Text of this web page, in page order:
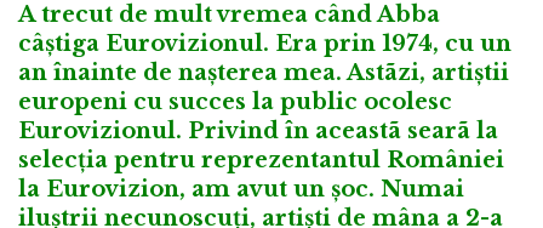
A trecut de mult vremea când Abba
câștiga Eurovizionul. Era prin 1974, cu un
an înainte de nașterea mea. Astãzi, artiștii
europeni cu succes la public ocolesc
Eurovizionul. Privind în aceastã searã la
selecția pentru reprezentantul României
la Eurovizion, am avut un șoc. Numai
iluștrii necunoscuți, artiști de mâna a 2-a